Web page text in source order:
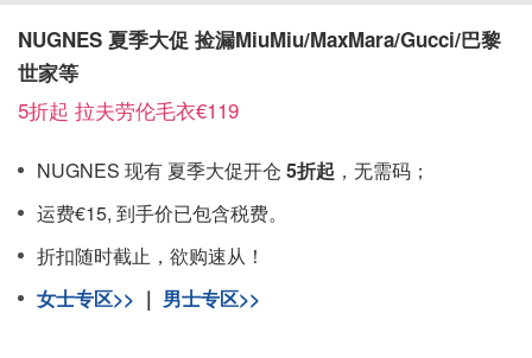
NUGNES 夏季大促 捡漏MiuMiu/MaxMara/Gucci/巴黎
世家等
5折起 拉夫劳伦毛衣€119
NUGNES 现有 夏季大促开仓 5折起 ，无需码；
运费€15, 到手价已包含税费。
折扣随时截止，欲购速从！
女士专区>> ｜ 男士专区>>